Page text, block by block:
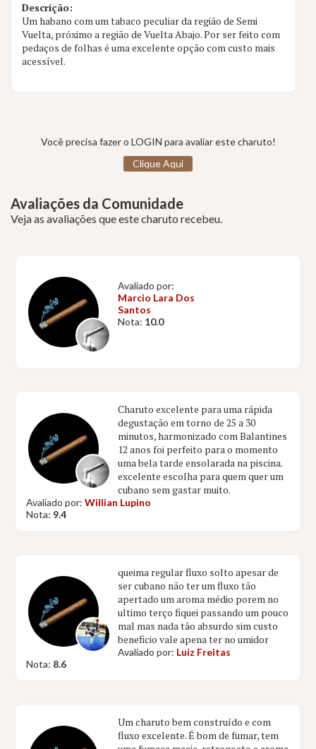
Descrição:
Um habano com um tabaco peculiar da região de Semi
Vuelta, próximo a região de Vuelta Abajo. Por ser feito com
pedaços de folhas é uma excelente opção com custo mais
acessível.
Você precisa fazer o LOGIN para avaliar este charuto!
Clique Aqui
Avaliações da Comunidade
Veja as avaliações que este charuto recebeu.
Avaliado por:
Marcio Lara Dos
Santos
Nota: 10.0
Charuto excelente para uma rápida
degustação em torno de 25 a 30
minutos, harmonizado com Balantines
12 anos foi perfeito para o momento
uma bela tarde ensolarada na piscina.
excelente escolha para quem quer um
cubano sem gastar muito.
Avaliado por:Willian Lupino
Nota: 9.4
queima regular fluxo solto apesar de
ser cubano não ter um fluxo tão
apertado um aroma médio porem no
ultimo terço fiquei passando um pouco
mal mas nada tão absurdo sim custo
beneficio vale apena ter no umidor
Avaliado por: Luiz Freitas
Nota: 8.6
Um charuto bem construído e com
fluxo excelente. É bom de fumar, tem